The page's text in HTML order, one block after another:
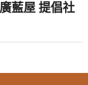
藍屋 提倡社